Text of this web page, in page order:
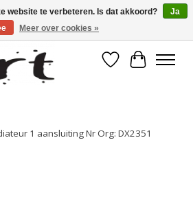
Verlanglijst
1 aansluiting Nr Org: DX2351
website te verbeteren. Is dat akkoord?
Ja
Meer over cookies »